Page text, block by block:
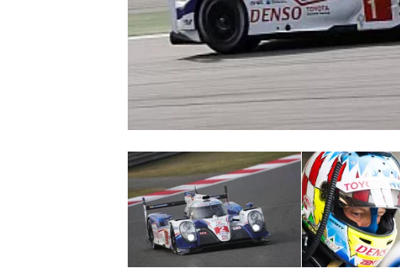
WRC
WEC